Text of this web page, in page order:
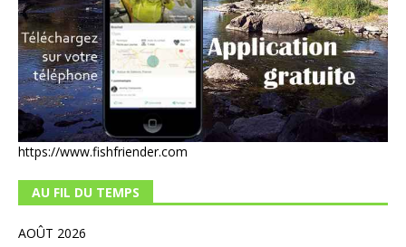
https://www.fishfriender.com
AU FIL DU TEMPS
AOÛT 2026